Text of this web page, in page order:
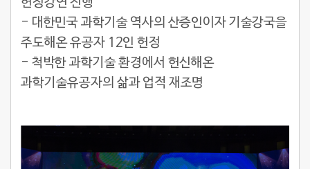
- 대한민국 과학기술 역사의 산증인이자 기술강국을
주도해온 유공자 12인 헌정
- 척박한 과학기술 환경에서 헌신해온
과학기술유공자의 삶과 업적 재조명